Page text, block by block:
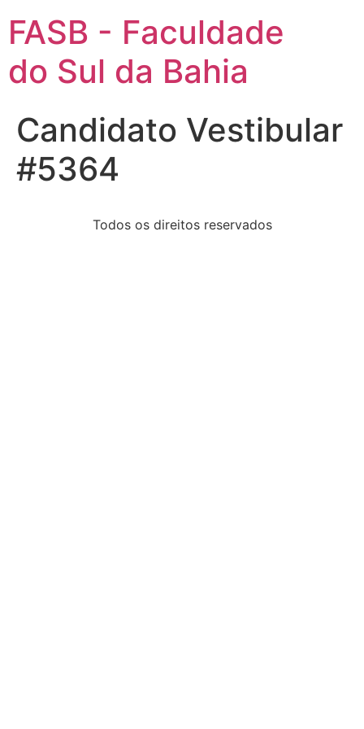
FASB - Faculdade
do Sul da Bahia
Candidato Vestibular
#5364
Todos os direitos reservados